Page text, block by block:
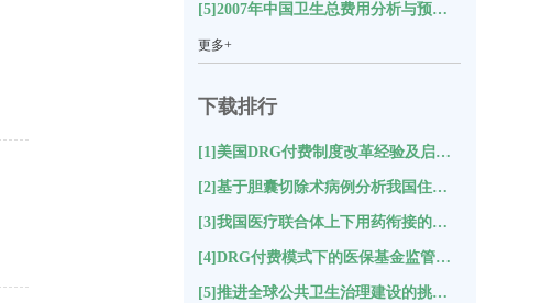
[5]2007年中国卫生总费用分析与预测(11)
更多+
下载排行
[1]美国DRG付费制度改革经验及启示(17417)
[2]基于胆囊切除术病例分析我国住院结构变化(11146)
[3]我国医疗联合体上下用药衔接的困境分析及对策建议*(5491)
[4]DRG付费模式下的医保基金监管指标体系构建(5282)
[5]推进全球公共卫生治理建设的挑战与思考(5219)